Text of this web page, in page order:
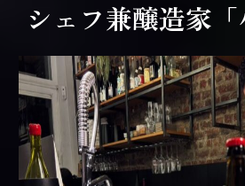
シェフ兼醸造家「